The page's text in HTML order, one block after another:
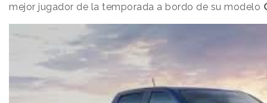
mejor jugador de la temporada a bordo de su modelo